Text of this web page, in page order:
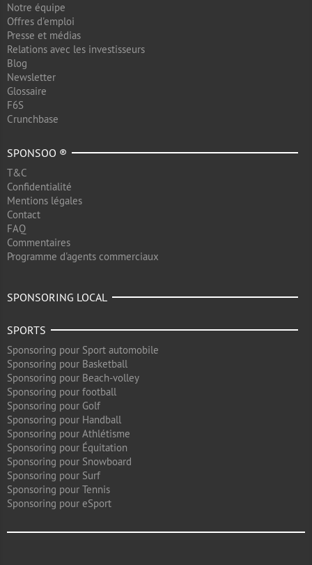
Notre équipe
Offres d'emploi
Presse et médias
Relations avec les investisseurs
Blog
Newsletter
Glossaire
F6S
Crunchbase
SPONSOO ®
T&C
Confidentialité
Mentions légales
Contact
FAQ
Commentaires
Programme d'agents commerciaux
SPONSORING LOCAL
SPORTS
Sponsoring pour Sport automobile
Sponsoring pour Basketball
Sponsoring pour Beach-volley
Sponsoring pour football
Sponsoring pour Golf
Sponsoring pour Handball
Sponsoring pour Athlétisme
Sponsoring pour Équitation
Sponsoring pour Snowboard
Sponsoring pour Surf
Sponsoring pour Tennis
Sponsoring pour eSport